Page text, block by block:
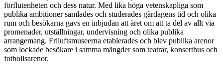
förflutenheten och dess natur. Med lika höga vetenskapliga som
publika ambitioner samlades och studerades gårdagens tid och olika
rum och besökarna gavs en inbjudan att året om att ta del av allt via
promenader, utställningar, undervisning och olika publika
arrangemang. Friluftsmuseerna etablerades och blev publika arenor
som lockade besökare i samma mängder som teatrar, konserthus och
fotbollsarenor.